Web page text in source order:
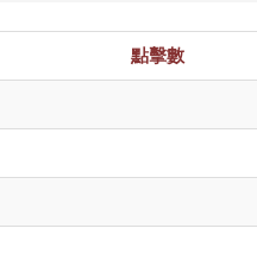
點擊數